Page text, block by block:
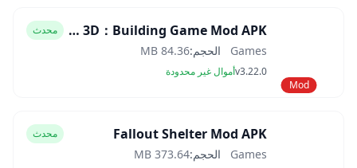
Mod
Block Craft 3D：Building Game Mod APK محدث
Games الحجم:84.36 MB
v3.22.0أموال غير محدودة
Fallout Shelter Mod APK محدث
Games الحجم:373.64 MB